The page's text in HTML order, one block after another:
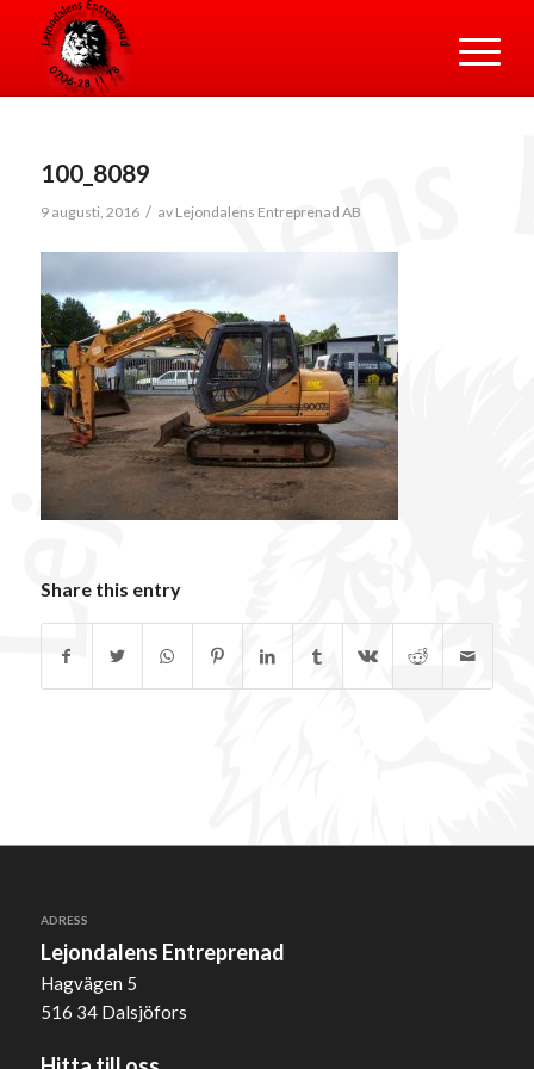
100_8089
9 augusti, 2016 / av Lejondalens Entreprenad AB
Share this entry
ADRESS
Lejondalens Entreprenad
Hagvägen 5
516 34 Dalsjöfors